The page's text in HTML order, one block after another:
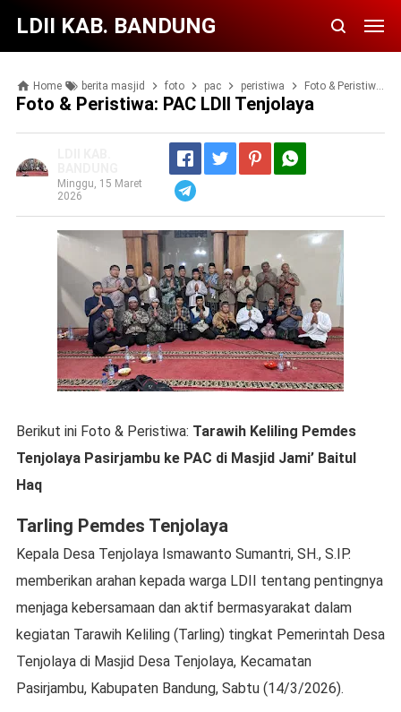
LDII KAB. BANDUNG
Home berita masjid foto pac peristiwa Foto & Peristiwa: PAC LDII Tenjolaya
Foto & Peristiwa: PAC LDII Tenjolaya
Minggu, 15 Maret
2026
Berikut ini Foto & Peristiwa: Tarawih Keliling Pemdes
Tenjolaya Pasirjambu ke PAC di Masjid Jami’ Baitul
Haq
Tarling Pemdes Tenjolaya
Kepala Desa Tenjolaya Ismawanto Sumantri, SH., S.IP.
memberikan arahan kepada warga LDII tentang pentingnya
menjaga kebersamaan dan aktif bermasyarakat dalam
kegiatan Tarawih Keliling (Tarling) tingkat Pemerintah Desa
Tenjolaya di Masjid Desa Tenjolaya, Kecamatan
Pasirjambu, Kabupaten Bandung, Sabtu (14/3/2026).